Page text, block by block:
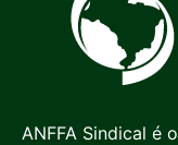
ANFFA Sindical é